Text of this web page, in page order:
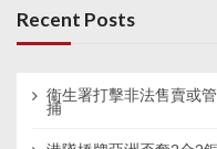
Recent Posts
衞生署打擊非法售賣或
捕